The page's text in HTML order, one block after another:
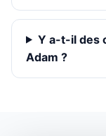
Y a-t-il des
Adam ?